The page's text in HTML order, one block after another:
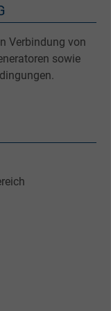
Verbindung von
sowie